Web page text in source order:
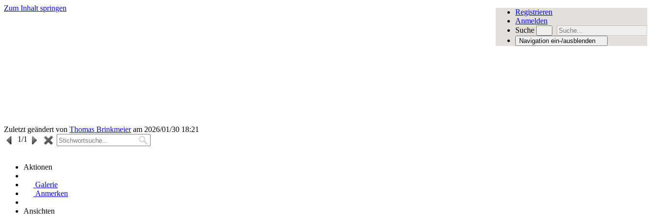
Zum Inhalt springen
Registrieren
Anmelden
Suche
Navigation ein-/ausblenden
Zuletzt geändert von Thomas Brinkmeieram 2026/01/30 18:21
1/1
Aktionen
Galerie
Anmerken
Ansichten